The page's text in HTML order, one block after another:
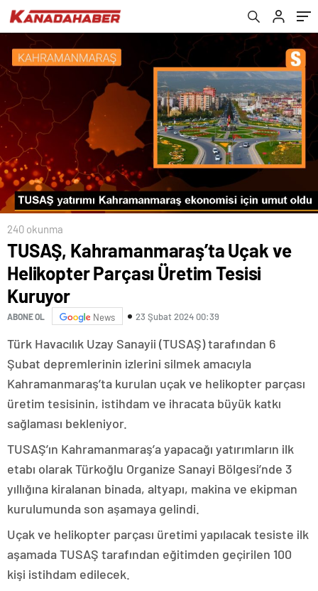
240 okunma
TUSAŞ, Kahramanmaraş’ta Uçak ve
Helikopter Parçası Üretim Tesisi
Kuruyor
ABONE OL News 23 Şubat 2024 00:39
Türk Havacılık Uzay Sanayii (TUSAŞ) tarafından 6
Şubat depremlerinin izlerini silmek amacıyla
Kahramanmaraş’ta kurulan uçak ve helikopter parçası
üretim tesisinin, istihdam ve ihracata büyük katkı
sağlaması bekleniyor.
TUSAŞ’ın Kahramanmaraş’a yapacağı yatırımların ilk
etabı olarak Türkoğlu Organize Sanayi Bölgesi’nde 3
yıllığına kiralanan binada, altyapı, makina ve ekipman
kurulumunda son aşamaya gelindi.
Uçak ve helikopter parçası üretimi yapılacak tesiste ilk
aşamada TUSAŞ tarafından eğitimden geçirilen 100
kişi istihdam edilecek.